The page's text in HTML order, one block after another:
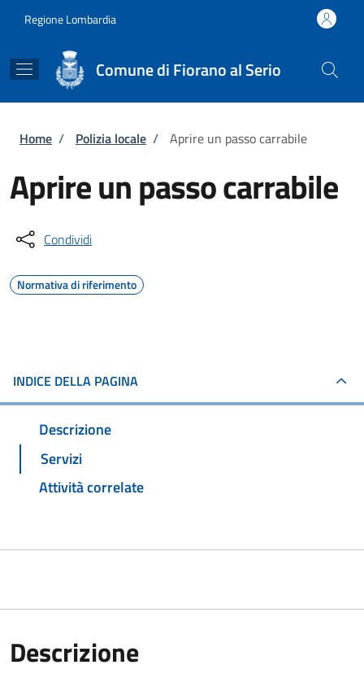
Regione Lombardia
Comune di Fiorano al Serio
Briciole di pane
Home / Polizia locale / Aprire un passo carrabile
Aprire un passo carrabile
Condividi
Normativa di riferimento
INDICE DELLA PAGINA
Descrizione
Servizi
Attività correlate
Descrizione